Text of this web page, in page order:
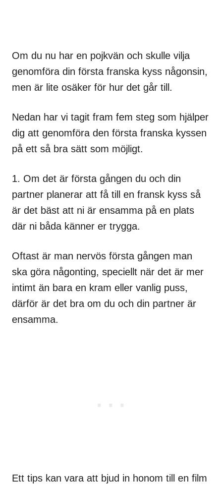
Om du nu har en pojkvän och skulle vilja
genomföra din första franska kyss någonsin,
men är lite osäker för hur det går till.
Nedan har vi tagit fram fem steg som hjälper
dig att genomföra den första franska kyssen
på ett så bra sätt som möjligt.
1. Om det är första gången du och din
partner planerar att få till en fransk kyss så
är det bäst att ni är ensamma på en plats
där ni båda känner er trygga.
Oftast är man nervös första gången man
ska göra någonting, speciellt när det är mer
intimt än bara en kram eller vanlig puss,
därför är det bra om du och din partner är
ensamma.
Ett tips kan vara att bjud in honom till en film